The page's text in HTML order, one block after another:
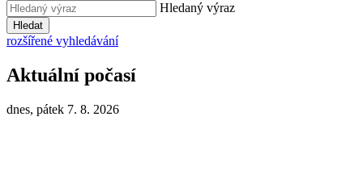
Hledaný výraz
Hledat
rozšířené vyhledávání
Aktuální počasí
dnes, pátek 7. 8. 2026